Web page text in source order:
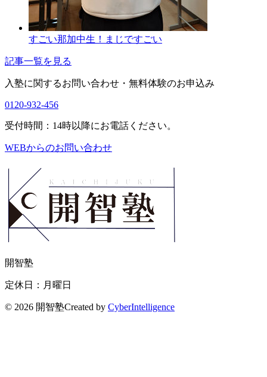
すごい那加中生！まじですごい
記事一覧を見る
入塾に関するお問い合わせ・ 無料体験のお申込み
0120-932-456
受付時間：14時以降にお電話ください。
WEBからのお問い合わせ
開智塾
定休日：月曜日
© 2026 開智塾Created by CyberIntelligence